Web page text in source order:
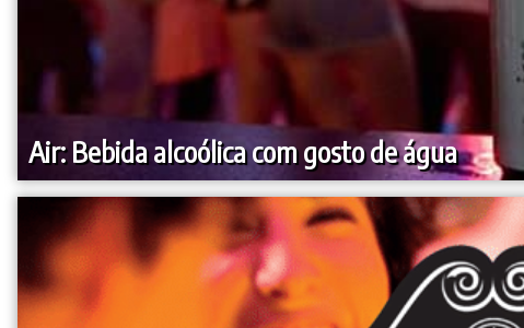
Air: Bebida alcoólica com gosto de água